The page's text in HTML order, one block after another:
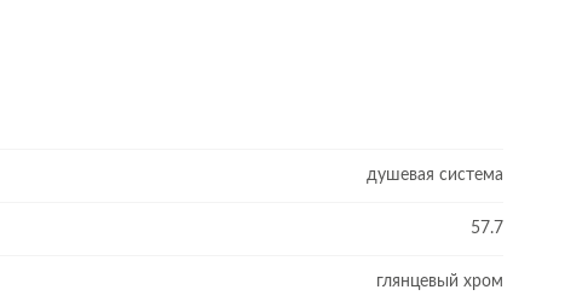
душевая система
57.7
глянцевый хром